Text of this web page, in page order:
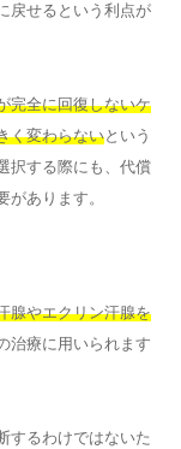
戻せるという利点が
完全に回復しないケ
く変わらないという
択する際にも、代償
あります。
腺やエクリン汗腺を
治療に用いられます
するわけではないた